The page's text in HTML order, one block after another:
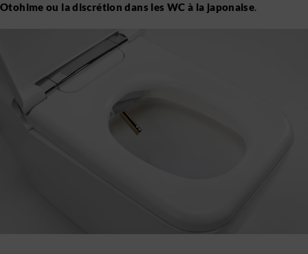
Otohime ou la discrétion dans les WC à la japonaise.